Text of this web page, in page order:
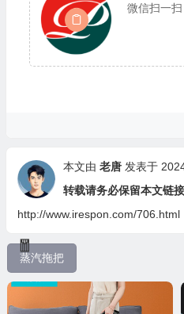
微信扫一扫
本文由 老唐发表于
转载请务必保留本文链接
http://www.irespon.com/706.html
蒸汽拖把
🧧